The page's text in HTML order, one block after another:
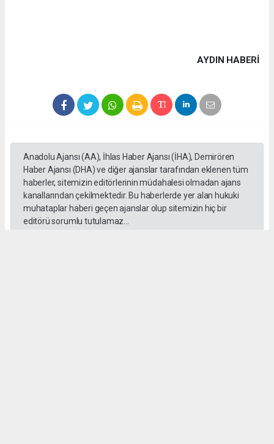
AYDIN HABERİ
Anadolu Ajansı (AA), İhlas Haber Ajansı (İHA), Demirören
Haber Ajansı (DHA) ve diğer ajanslar tarafından eklenen tüm
haberler, sitemizin editörlerinin müdahalesi olmadan ajans
kanallarından çekilmektedir. Bu haberlerde yer alan hukuki
muhataplar haberi geçen ajanslar olup sitemizin hiç bir
editörü sorumlu tutulamaz...